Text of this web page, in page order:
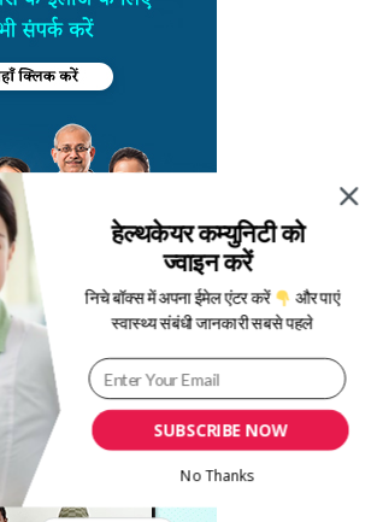
SUBSCRIBE NOW
हेल्थकेयर कम्युनिटी को
ज्वाइन करें
निचे बॉक्स में अपना ईमेल एंटर करें और पाएं
स्वास्थ्य संबंधी जानकारी सबसे पहले
No Thanks